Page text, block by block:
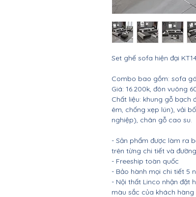
Set ghế sofa hiện đại
Combo bao gồm: sofa
Giá: 16.200k, đôn vuông
Chất liệu: khung gỗ
êm, chống xẹp lún), vải
nghiệp), chân gỗ cao su.
- Sản phẩm được làm ra
trên từng chi tiết và
- Freeship toàn quốc
- Bảo hành mọi chi tiết 5
- Nội thất Linco nhận đặt
màu sắc của khách hàng